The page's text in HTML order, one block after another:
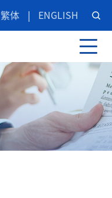
繁体 ENGLISH